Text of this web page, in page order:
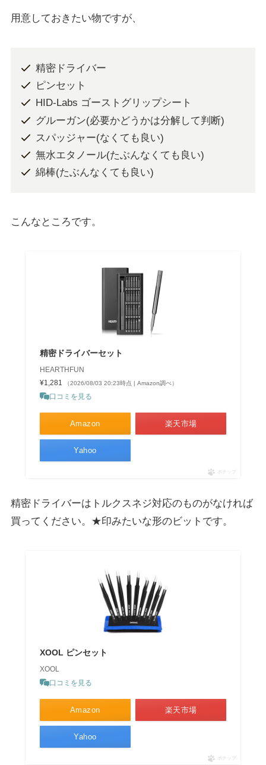
用意しておきたい物ですが、
精密ドライバー
ピンセット
HID-Labs ゴーストグリップシート
グルーガン(必要かどうかは分解して判断)
スパッジャー(なくても良い)
無水エタノール(たぶんなくても良い)
綿棒(たぶんなくても良い)
こんなところです。
精密ドライバーセット
HEARTHFUN
¥1,281
（2026/08/03 20:23時点 | Amazon調べ）
口コミを見る
Amazon 楽天市場
Yahoo
ポチップ
精密ドライバーはトルクスネジ対応のものがなければ
買ってください。★印みたいな形のビットです。
XOOL ピンセット
XOOL
口コミを見る
Amazon 楽天市場
Yahoo
ポチップ